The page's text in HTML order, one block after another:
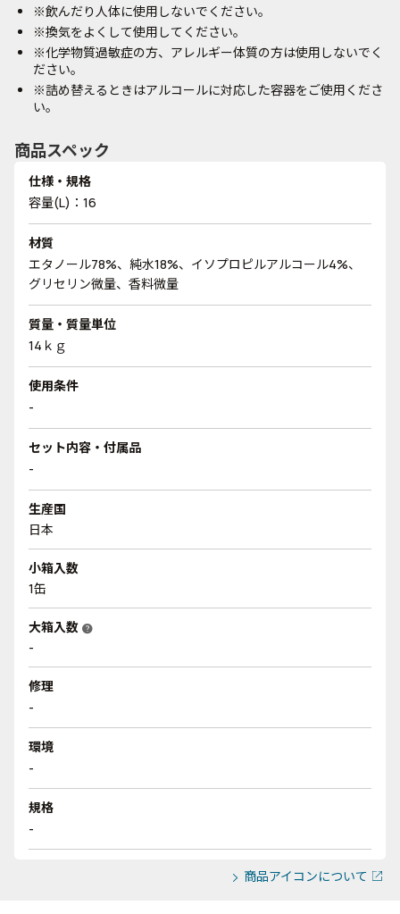
※飲んだり人体に使用しないでください。
※換気をよくして使用してください。
※化学物質過敏症の方、アレルギー体質の方は使用しないでく
ださい。
※詰め替えるときはアルコールに対応した容器をご使用くださ
い。
商品スペック
仕様・規格
容量(L)：16
材質
エタノール78%、純水18%、イソプロピルアルコール4%、
グリセリン微量、香料微量
質量・質量単位
14ｋｇ
使用条件
-
セット内容・付属品
-
生産国
日本
小箱入数
1缶
大箱入数 help
-
修理
-
環境
-
規格
-
商品アイコンについて